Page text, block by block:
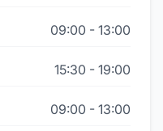
09:00 - 13:00
15:30 - 19:00
09:00 - 13:00